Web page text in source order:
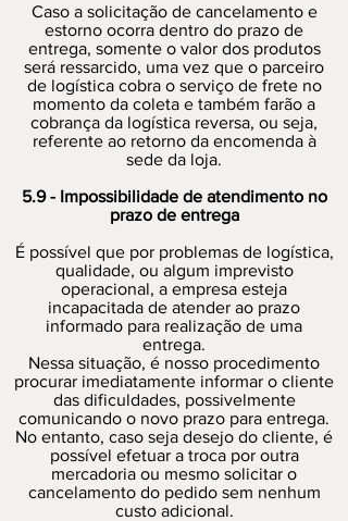
Caso a solicitação de cancelamento e
estorno ocorra dentro do prazo de
entrega, somente o valor dos produtos
será ressarcido, uma vez que o parceiro
de logística cobra o serviço de frete no
momento da coleta e também farão a
cobrança da logística reversa, ou seja,
referente ao retorno da encomenda à
sede da loja.
5.9 - Impossibilidade de atendimento no
prazo de entrega
É possível que por problemas de logística,
qualidade, ou algum imprevisto
operacional, a empresa esteja
incapacitada de atender ao prazo
informado para realização de uma
entrega.
Nessa situação, é nosso procedimento
procurar imediatamente informar o cliente
das dificuldades, possivelmente
comunicando o novo prazo para entrega.
No entanto, caso seja desejo do cliente, é
possível efetuar a troca por outra
mercadoria ou mesmo solicitar o
cancelamento do pedido sem nenhum
custo adicional.